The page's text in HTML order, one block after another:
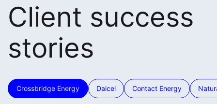
Client success
stories
Crossbridge Energy Daicel Contact Energy